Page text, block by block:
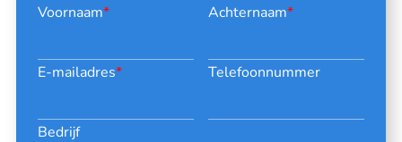
Voornaam* Achternaam*
E-mailadres* Telefoonnummer
Bedrijf